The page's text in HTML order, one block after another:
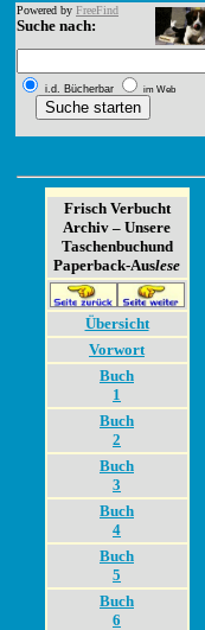
Powered by FreeFind
Suche nach:
i.d. Bücherbar im Web
Frisch Verbucht
Archiv – Unsere
Taschenbuch­und
Paperback-Auslese
Übersicht
Vorwort
Buch
1
Buch
2
Buch
3
Buch
4
Buch
5
Buch
6